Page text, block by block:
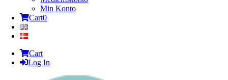
Min Konto
Cart0
Cart
Log In